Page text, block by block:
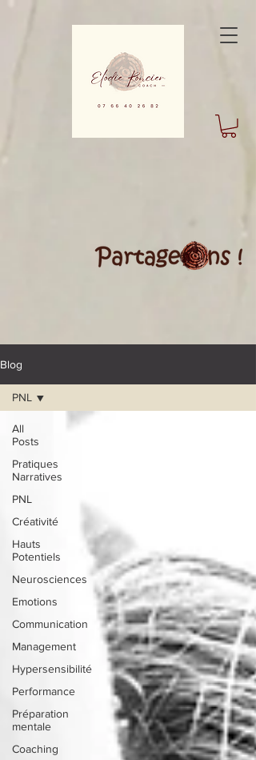
Blog
All
Posts
Pratiques
Narratives
PNL
Créativité
Hauts
Potentiels
Neurosciences
Emotions
Communication
Management
Hypersensibilité
Performance
Préparation
mentale
Coaching
PNL